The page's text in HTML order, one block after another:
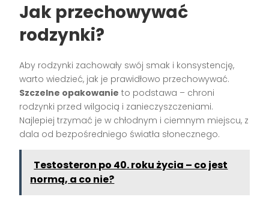
Jak przechowywać
rodzynki?
Aby rodzynki zachowały swój smak i konsystencję,
warto wiedzieć, jak je prawidłowo przechowywać.
Szczelne opakowanie to podstawa – chroni
rodzynki przed wilgocią i zanieczyszczeniami.
Najlepiej trzymać je w chłodnym i ciemnym miejscu, z
dala od bezpośredniego światła słonecznego.
Testosteron po 40. roku życia – co jest
normą, a co nie?